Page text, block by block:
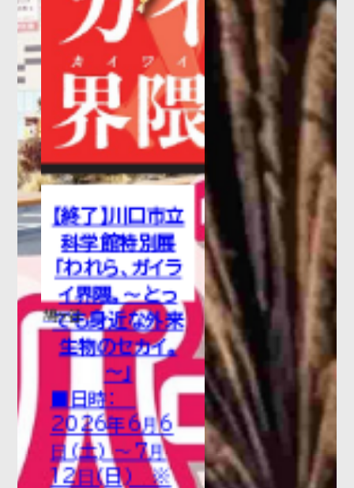
セットでおトクに！～
2026.07.06 プレスリリース
駅から地域の実りを発信するプロ
ジェクト始動 『御成道マルシェ～
新井宿の実りと出会う駅～』を初
開催！
2026.06.30 お知らせ
埼⽟⾼速鉄道線（地下鉄7号線）延
伸に関する事業実施要請の回答
について
【終了】川口市立
科学館特別展
「われら、ガイラ
イ界隈。～とっ
ても身近な外来
生物のセカイ。
～」
■日時：
2026年6⽉6
⽇(土) ～7⽉
12⽇(日) ※
鳩ヶ谷